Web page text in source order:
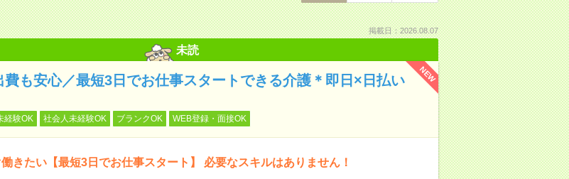
掲載日：2026.08.07
未読
NEW
費も安心／最短3日でお仕事スタートできる介護＊即日×日払い
経験OK 社会人未経験OK ブランクOK WEB登録・面接OK
きたい【最短3日でお仕事スタート】 必要なスキルはありません！